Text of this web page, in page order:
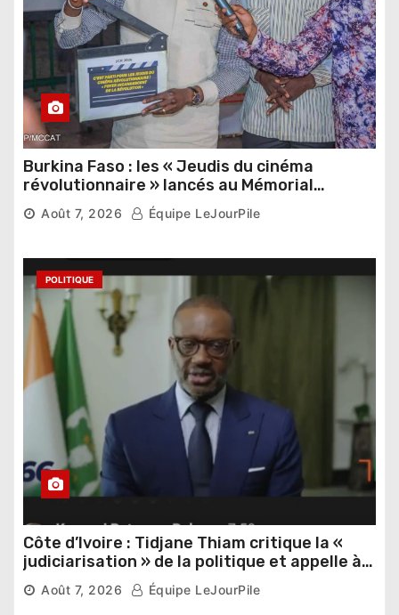
Burkina Faso : les « Jeudis du cinéma
révolutionnaire » lancés au Mémorial
Thomas Sankara
Août 7, 2026 Équipe LeJourPile
POLITIQUE
Côte d’Ivoire : Tidjane Thiam critique la «
judiciarisation » de la politique et appelle à
poursuivre l’apaisement
Août 7, 2026 Équipe LeJourPile